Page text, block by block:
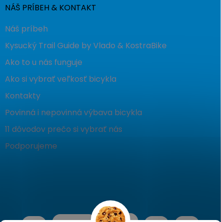
NÁŠ PRÍBEH & KONTAKT
Náš príbeh
Kysucký Trail Guide by Vlado & KostraBike
Ako to u nás funguje
Ako si vybrať veľkosť bicykla
Kontakty
Povinná i nepovinná výbava bicykla
11 dôvodov prečo si vybrať nás
Podporujeme